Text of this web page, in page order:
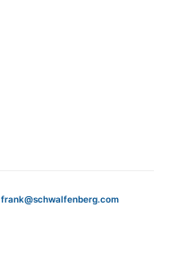
frank@schwalfenberg.com